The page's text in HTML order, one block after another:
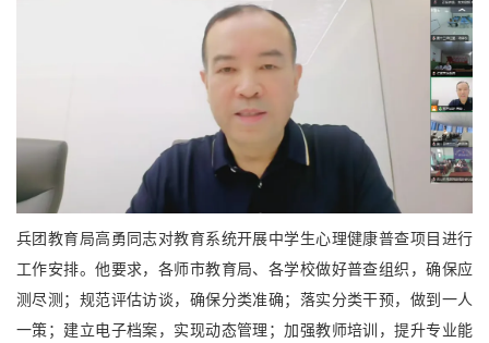
兵团教育局高勇同志对教育系统开展中学生心理健康普查项目进行
工作安排。他要求，各师市教育局、各学校做好普查组织，确保应
测尽测；规范评估访谈，确保分类准确；落实分类干预，做到一人
一策；建立电子档案，实现动态管理；加强教师培训，提升专业能